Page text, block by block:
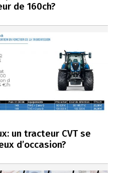
de 160ch?
un tracteur CVT se
d’occasion?